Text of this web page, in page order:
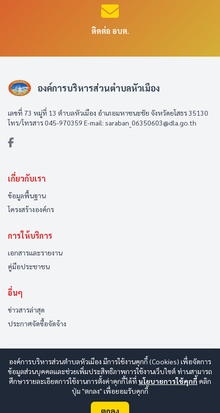
ติดต่อ อบต.
องค์การบริหารส่วนตำบลหัวเมือง
เลขที่ 73 หมู่ที่ 13 ตำบลหัวเมือง อำเภอมหาชนะชัย จังหวัดยโสธร 35130
โทร/โทรสาร 045-970359 E-mail: saraban_06350603@dla.go.th
เกี่ยวกับเรา
ข้อมูลพื้นฐาน
โครงสร้างองค์กร
การให้บริการ
เอกสารและรายงาน
คู่มือประชาชน
อื่นๆ
ข่าวสารล่าสุด
ประกาศจัดซื้อจัดจ้าง
© 2569 องค์การบริหารส่วนตำบลหัวเมือง สงวนลิขสิทธิ์Design By
www.esanwebdesign.com
นโยบายการใช้งาน | นโยบายการคุ้มครองข้อมูลส่วนบุคคล |
นโยบายการรักษาความปลอดภัยมั่นคงเว็บไซต์
องค์การบริหารส่วนตำบลหัวเมือง มีการใช้งานคุกกี้ (Cookies) เพื่อจัดการ
ข้อมูลส่วนบุคคลและช่วยเพิ่มประสิทธิภาพการใช้งานเว็บไซต์ ท่านสามารถ
ศึกษารายละเอียดการใช้งานการตั้งค่าคุกกี้ได้ที่ นโยบายการใช้คุกกี้ คลิก
ปุ่ม "ตกลง" เพื่อยอมรับคุกกี้